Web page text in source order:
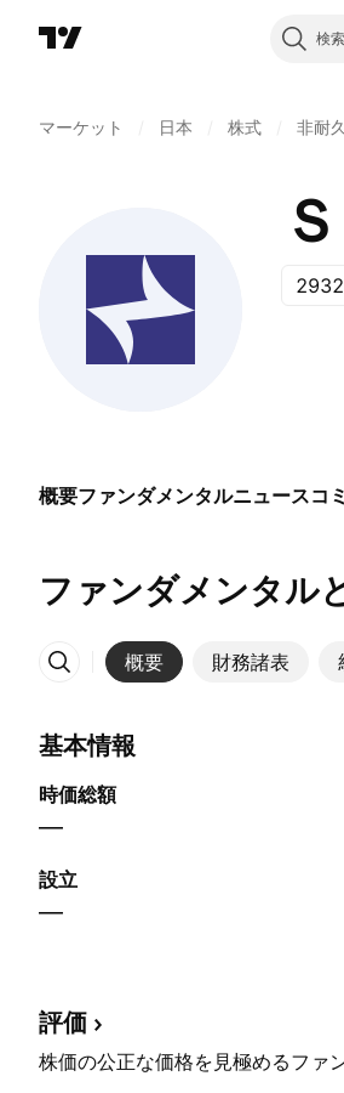
検索
マーケット 日本 株式 非耐
2932
概要ファンダメンタルニュースコ
ファンダメンタル
概要 財務諸表
その他
基本情報
時価総額
—
設立
—
評価
株価の公正な価格を見極めるファ